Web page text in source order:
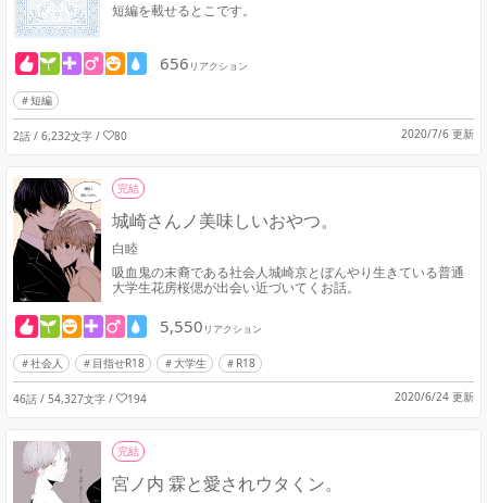
短編を載せるとこです。
656 リアクション
短編
2話 / 6,232文字 / 80 2020/7/6 更新
完結
城崎さんノ美味しいおやつ。
白睦
吸血鬼の末裔である社会人城崎京とぼんやり生きている普通
大学生花房桜偲が出会い近づいてくお話。
5,550 リアクション
社会人 目指せR18 大学生 R18
46話 / 54,327文字 / 194 2020/6/24 更新
完結
宮ノ内 霖と愛されウタくン。